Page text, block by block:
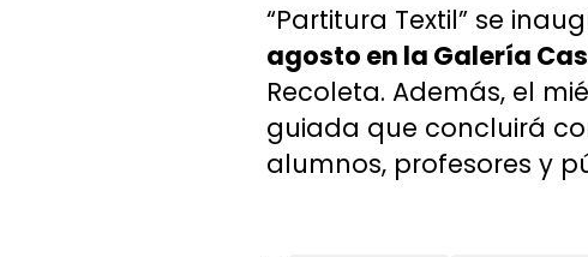
“Partitura Textil” se
agosto en la Galería
Recoleta. Además, el
guiada que concluirá
alumnos, profesores y